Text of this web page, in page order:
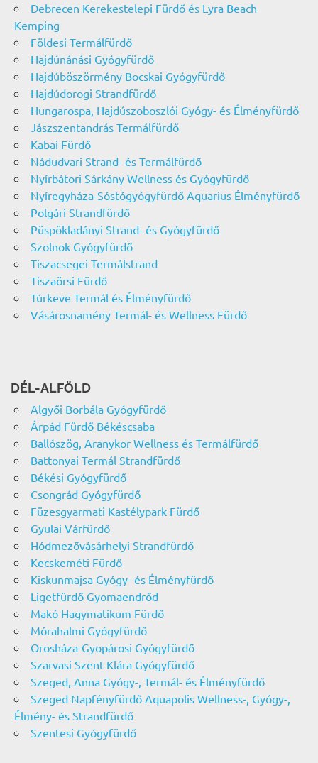
Debrecen Kerekestelepi Fürdő és Lyra Beach
Kemping
Földesi Termálfürdő
Hajdúnánási Gyógyfürdő
Hajdúböszörmény Bocskai Gyógyfürdő
Hajdúdorogi Strandfürdő
Hungarospa, Hajdúszoboszlói Gyógy- és Élményfürdő
Jászszentandrás Termálfürdő
Kabai Fürdő
Nádudvari Strand- és Termálfürdő
Nyírbátori Sárkány Wellness és Gyógyfürdő
Nyíregyháza-Sóstógyógyfürdő Aquarius Élményfürdő
Polgári Strandfürdő
Püspökladányi Strand- és Gyógyfürdő
Szolnok Gyógyfürdő
Tiszacsegei Termálstrand
Tiszaörsi Fürdő
Túrkeve Termál és Élményfürdő
Vásárosnamény Termál- és Wellness Fürdő
DÉL-ALFÖLD
Algyői Borbála Gyógyfürdő
Árpád Fürdő Békéscsaba
Ballószög, Aranykor Wellness és Termálfürdő
Battonyai Termál Strandfürdő
Békési Gyógyfürdő
Csongrád Gyógyfürdő
Füzesgyarmati Kastélypark Fürdő
Gyulai Várfürdő
Hódmezővásárhelyi Strandfürdő
Kecskeméti Fürdő
Kiskunmajsa Gyógy- és Élményfürdő
Ligetfürdő Gyomaendrőd
Makó Hagymatikum Fürdő
Mórahalmi Gyógyfürdő
Orosháza-Gyopárosi Gyógyfürdő
Szarvasi Szent Klára Gyógyfürdő
Szeged, Anna Gyógy-, Termál- és Élményfürdő
Szeged Napfényfürdő Aquapolis Wellness-, Gyógy-,
Élmény- és Strandfürdő
Szentesi Gyógyfürdő